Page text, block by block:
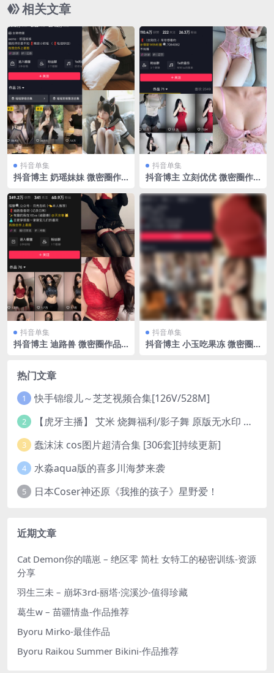
相关文章
抖音单集
抖音博主 奶瑶妹妹 微密圈作
抖音单集
抖音博主 立刻优优 微密圈作
至：2023.9.22
抖音单集
抖音博主 迪路兽 微密圈作品
抖音单集
抖音博主 小玉吃果冻 微密圈
热门文章
1 快手锦缎儿～芝芝视频合集[126V/528M]
2 【虎牙主播】 艾米 烧舞福利/影子舞 原版无水印 （1v/130m）
3 蠢沫沫 cos图片超清合集 [306套][持续更新]
4 水淼aqua版的喜多川海梦来袭
5 日本Coser神还原《我推的孩子》星野爱！
近期文章
Cat Demon你的喵崽 – 绝区零 简杜 女特工的秘密训练-资源
分享
羽生三未 – 崩坏3rd-丽塔·浣溪沙-值得珍藏
葛生w – 苗疆情蛊-作品推荐
Byoru Mirko-最佳作品
Byoru Raikou Summer Bikini-作品推荐